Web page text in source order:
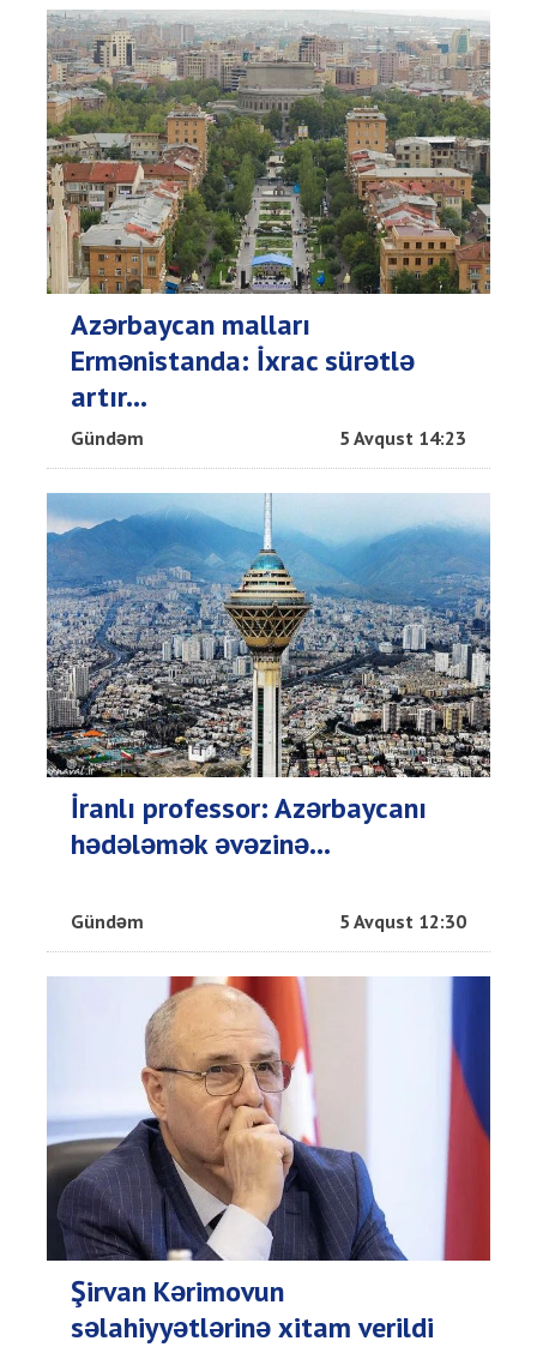
Azərbaycan malları
Ermənistanda: İxrac sürətlə
artır...
Gündəm 5 Avqust 14:23
İranlı professor: Azərbaycanı
hədələmək əvəzinə...
Gündəm 5 Avqust 12:30
Şirvan Kərimovun
səlahiyyətlərinə xitam verildi